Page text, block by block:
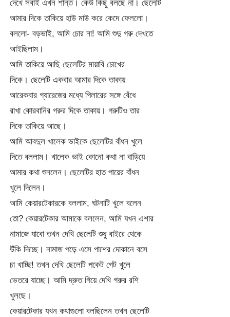
দেখে সবাই এখন শান্ত। কেউ কিছু বলছে না। ছেলেটি
আমার দিকে তাকিয়ে হাউ মাউ করে কেদে ফেললো।
বললো- বড়ভাই, আমি চোর না! আমি শুদু গরু দেখতে
আইছিলাম।
আমি তাকিয়ে আছি ছেলেটির মায়াবি চোখের
দিকে। ছেলেটি একবার আমার দিকে তাকায়
আরেকবার গ্যারেজের মধ্যে পিলারের সঙ্গে বেঁধে
রাখা কোরবানির গরুর দিকে তাকায়। গরুটিও তার
দিকে তাকিয়ে আছে।
আমি আবদুল খালেক ভাইকে ছেলেটির বাঁধন খুলে
দিতে বললাম। খালেক ভাই কোনো কথা না বাড়িয়ে
আমার কথা শুনলেন। ছেলেটির হাত পায়ের বাঁধন
খুলে দিলেন।
আমি কেয়ারটেকারকে বললাম, ঘটনাটি খুলে বলেন
তো? কেয়ারটেকার আমাকে বললেন, আমি যখন এশার
নামাজে যাবো তখন দেখি ছেলেটি শুধু বাইরে থেকে
উঁকি দিচ্ছে। নামাজ পড়ে এসে পাশের দোকানে বসে
চা খাচ্ছি! তখন দেখি ছেলেটি পকেট গেট খুলে
ভেতরে যাচ্ছে। আমি দ্রুত গিয়ে দেখি গরুর রশি
খুলছে।
কেয়ারটেকার যখন কথাগুলো বলছিলেন তখন ছেলেটি